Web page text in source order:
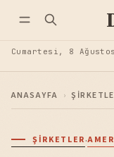
Cumartesi, 8
ANASAYFA ›
ŞIRKETLER·